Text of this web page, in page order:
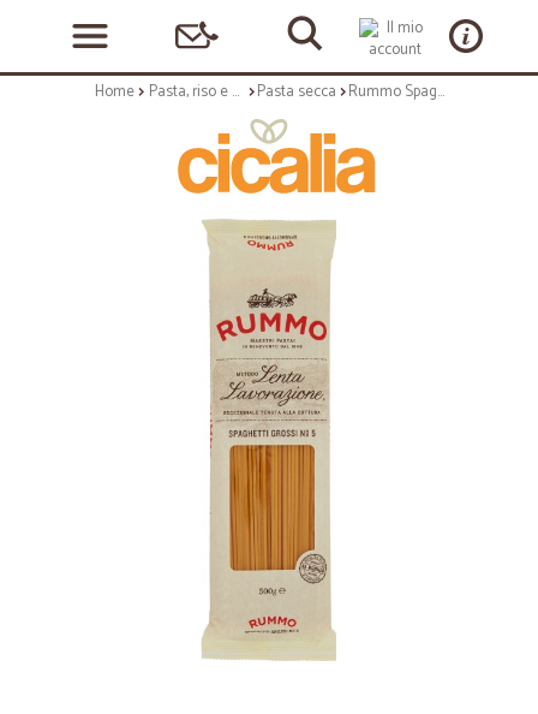
Home Pasta, riso e cerali Pasta secca Rummo Spaghetti Grossi N°5 500 gr.